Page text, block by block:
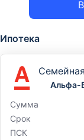
Ипотека
Альфа-
Сумма
Срок
ПСК